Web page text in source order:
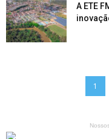
A ETE
1